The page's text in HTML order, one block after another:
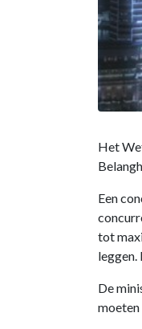
Het
Een
tot
De
moeten